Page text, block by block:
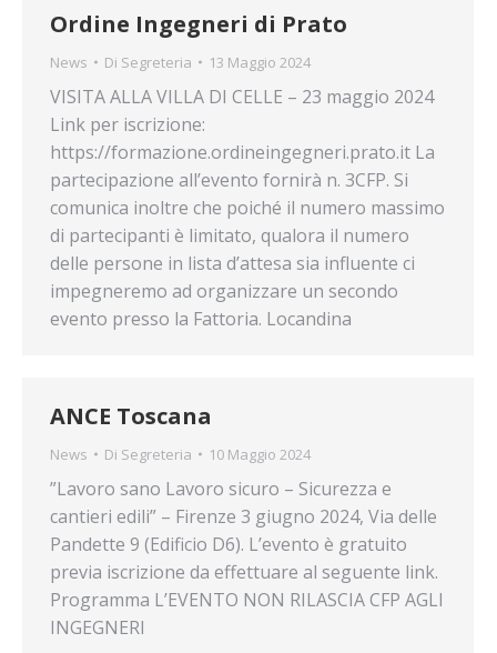
Ordine Ingegneri di Prato
News Di Segreteria 13 Maggio 2024
VISITA ALLA VILLA DI CELLE – 23 maggio 2024
Link per iscrizione:
https://formazione.ordineingegneri.prato.it La
partecipazione all’evento fornirà n. 3CFP. Si
comunica inoltre che poiché il numero massimo
di partecipanti è limitato, qualora il numero
delle persone in lista d’attesa sia influente ci
impegneremo ad organizzare un secondo
evento presso la Fattoria. Locandina
ANCE Toscana
News Di Segreteria 10 Maggio 2024
”Lavoro sano Lavoro sicuro – Sicurezza e
cantieri edili” – Firenze 3 giugno 2024, Via delle
Pandette 9 (Edificio D6). L’evento è gratuito
previa iscrizione da effettuare al seguente link.
Programma L’EVENTO NON RILASCIA CFP AGLI
INGEGNERI